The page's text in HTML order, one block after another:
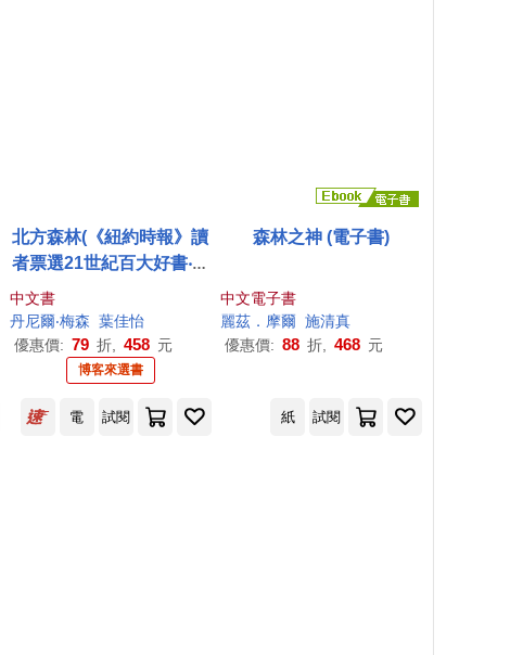
北方森林(《紐約時報》讀
者票選21世紀百大好書‧普
立茲獎入圍作家)
中文書
丹尼爾‧梅森 葉佳怡
優惠價: 79 折, 458 元
博客來選書
森林之神 (電子書)
中文電子書
麗茲．摩爾 施清真
優惠價: 88 折, 468 元
電 試閱 紙 試閱